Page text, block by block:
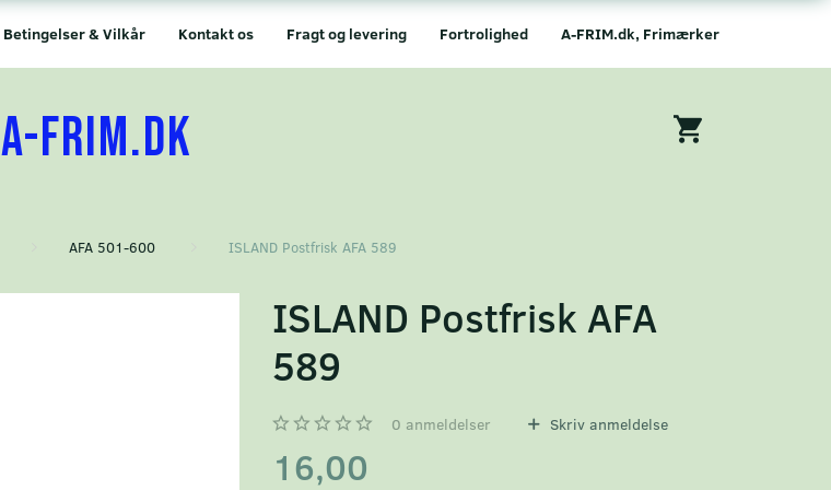
A-FRIM.dk, Frimærker
Fortrolighed
Fragt og levering
Kontakt os
Betingelser & Vilkår
A-FRIM.DK
AFA 501-600 ISLAND Postfrisk AFA 589
ISLAND Postfrisk AFA
589
0 anmeldelser Skriv anmeldelse
16,00